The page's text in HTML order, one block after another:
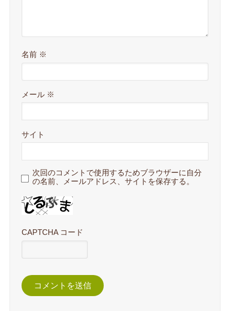
名前 ※
メール ※
サイト
次回のコメントで使用するためブラウザーに自分
の名前、メールアドレス、サイトを保存する。
CAPTCHA コード